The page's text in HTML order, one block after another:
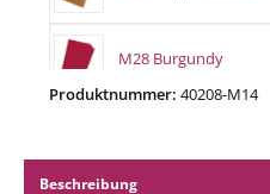
M28 Burgundy
Produktnummer: 40208-M14
Beschreibung